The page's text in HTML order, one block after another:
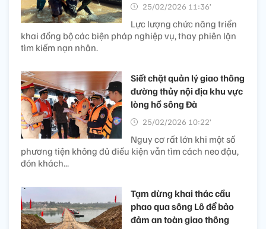
25/02/2026 11:36’
Lực lượng chức năng triển
khai đồng bộ các biện pháp nghiệp vụ, thay phiên lặn
tìm kiếm nạn nhân.
Siết chặt quản lý giao thông
đường thủy nội địa khu vực
lòng hồ sông Đà
25/02/2026 10:22’
Nguy cơ rất lớn khi một số
phương tiện không đủ điều kiện vẫn tìm cách neo đậu,
đón khách...
Tạm dừng khai thác cầu
phao qua sông Lô để bảo
đảm an toàn giao thông ​